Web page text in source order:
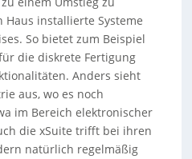
Haus installierte Systeme
So bietet zum Beispiel
die diskrete Fertigung
Anders sieht
aus, wo es noch
im Bereich elektronischer
die xSuite trifft bei ihren
natürlich regelmäßig